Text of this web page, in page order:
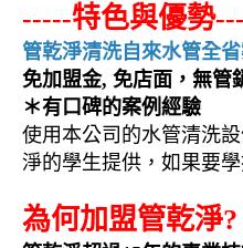
-----特色與優勢
管乾淨清洗自來水管全
免加盟金, 免店面，無管
＊有口碑的案例經驗
使用本公司的水管清洗
淨的學生提供，如果要
為何加盟管乾淨?